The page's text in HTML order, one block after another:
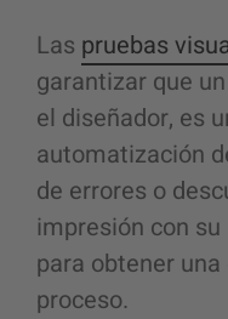
Las pruebas
garantizar que
el diseñador, es
automatización
de errores o
impresión con
para obtener
proceso.